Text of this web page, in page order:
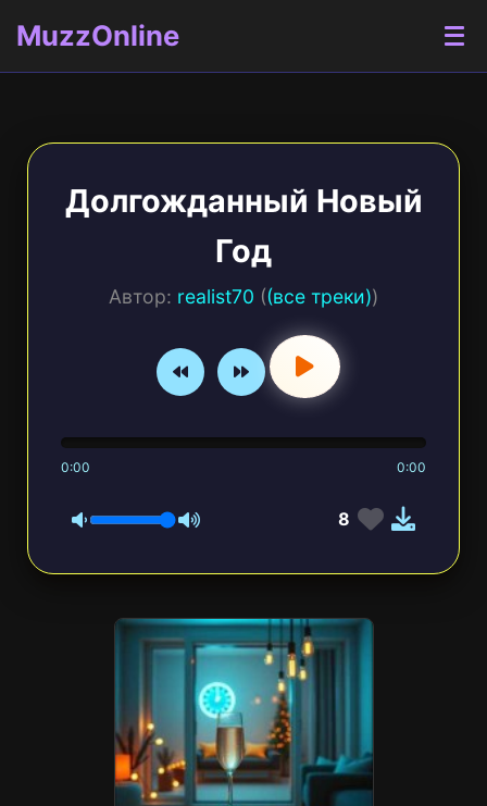
MuzzOnline
Долгожданный Новый
Год
Автор: realist70 ((все треки))
0:00 0:00
8